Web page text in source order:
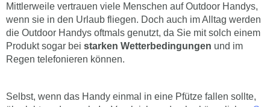
Mittlerweile vertrauen viele Menschen auf Outdoor Handys,
wenn sie in den Urlaub fliegen. Doch auch im Alltag werden
die Outdoor Handys oftmals genutzt, da Sie mit solch einem
Produkt sogar bei starken Wetterbedingungen und im
Regen telefonieren können.
Selbst, wenn das Handy einmal in eine Pfütze fallen sollte,